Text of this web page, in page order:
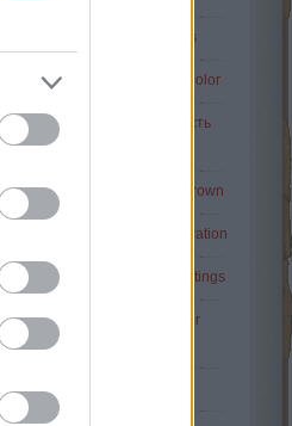
Napi-kisszínes: Painted stairs
kisszínes: Duck Blue Egg Color
HAT / Edison Six / Шесть
kisszínes: black & white & brown
kisszínes: French style decoration
kisszínes: unusual wall paintings
Napi-kisszínes: vintage leather